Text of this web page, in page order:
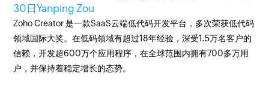
30日Yanping Zou
Zoho Creator 是一款SaaS云端低代码开发平台，多次荣获低代码
领域国际大奖。在低码领域有超过18年经验，深受1.5万名客户的
信赖，开发超600万个应用程序，在全球范围内拥有700多万用
户，并保持着稳定增长的态势。